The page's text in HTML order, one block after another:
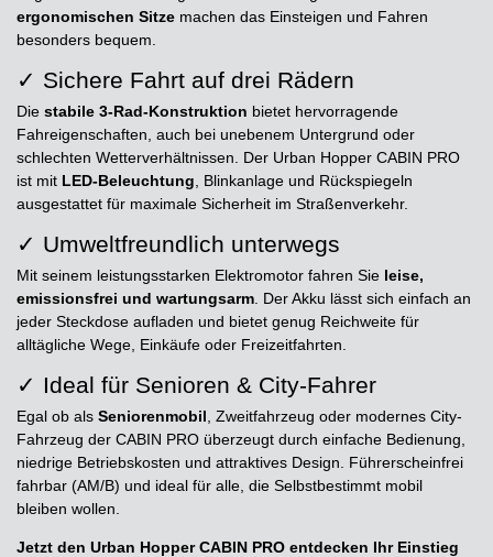
ergonomischen Sitze machen das Einsteigen und Fahren
besonders bequem.
✓ Sichere Fahrt auf drei Rädern
Die stabile 3-Rad-Konstruktion bietet hervorragende
Fahreigenschaften, auch bei unebenem Untergrund oder
schlechten Wetterverhältnissen. Der Urban Hopper CABIN PRO
ist mit LED-Beleuchtung , Blinkanlage und Rückspiegeln
ausgestattet für maximale Sicherheit im Straßenverkehr.
✓ Umweltfreundlich unterwegs
Mit seinem leistungsstarken Elektromotor fahren Sie leise,
emissionsfrei und wartungsarm . Der Akku lässt sich einfach an
jeder Steckdose aufladen und bietet genug Reichweite für
alltägliche Wege, Einkäufe oder Freizeitfahrten.
✓ Ideal für Senioren & City-Fahrer
Egal ob als Seniorenmobil , Zweitfahrzeug oder modernes City-
Fahrzeug der CABIN PRO überzeugt durch einfache Bedienung,
niedrige Betriebskosten und attraktives Design. Führerscheinfrei
fahrbar (AM/B) und ideal für alle, die Selbstbestimmt mobil
bleiben wollen.
Jetzt den Urban Hopper CABIN PRO entdecken Ihr Einstieg